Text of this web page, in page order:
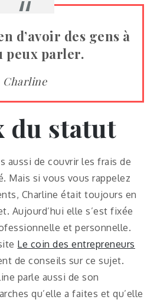
d’avoir des gens à
peux parler.
Charline
du statut
aussi de couvrir les frais de
Mais si vous vous rappelez
Charline était toujours en
Aujourd’hui elle s’est fixée
et personnelle.
Le coin des entrepreneurs
de conseils sur ce sujet.
parle aussi de son
qu’elle a faites et qu’elle